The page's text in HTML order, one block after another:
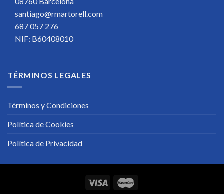
santiago@rmartorell.com
687 057 276
NIF: B60408010
TÉRMINOS LEGALES
Términos y Condiciones
Política de Cookies
Política de Privacidad